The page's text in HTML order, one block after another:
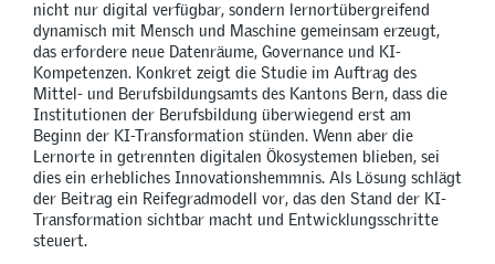
nicht nur digital verfügbar, sondern lernortübergreifend
dynamisch mit Mensch und Maschine gemeinsam erzeugt,
das erfordere neue Datenräume, Governance und KI-
Kompetenzen. Konkret zeigt die Studie im Auftrag des
Mittel- und Berufsbildungsamts des Kantons Bern, dass die
Institutionen der Berufsbildung überwiegend erst am
Beginn der KI-Transformation stünden. Wenn aber die
Lernorte in getrennten digitalen Ökosystemen blieben, sei
dies ein erhebliches Innovationshemmnis. Als Lösung schlägt
der Beitrag ein Reifegradmodell vor, das den Stand der KI-
Transformation sichtbar macht und Entwicklungsschritte
steuert.